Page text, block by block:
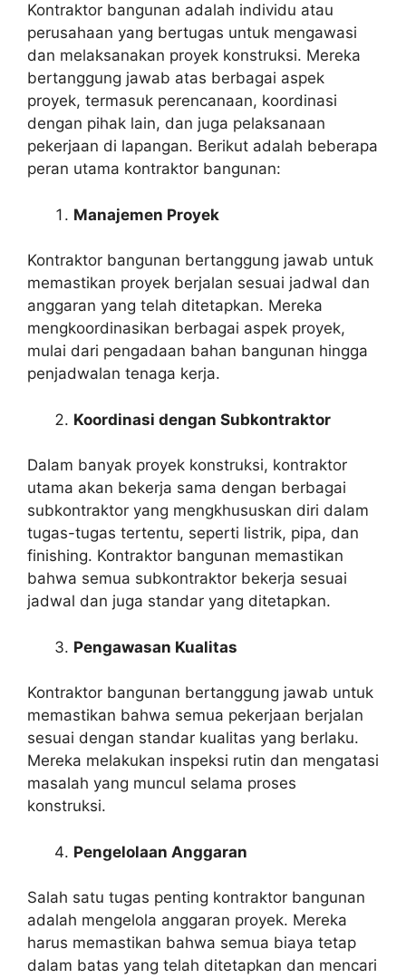
Kontraktor bangunan adalah individu atau
perusahaan yang bertugas untuk mengawasi
dan melaksanakan proyek konstruksi. Mereka
bertanggung jawab atas berbagai aspek
proyek, termasuk perencanaan, koordinasi
dengan pihak lain, dan juga pelaksanaan
pekerjaan di lapangan. Berikut adalah beberapa
peran utama kontraktor bangunan:
Manajemen Proyek
Kontraktor bangunan bertanggung jawab untuk
memastikan proyek berjalan sesuai jadwal dan
anggaran yang telah ditetapkan. Mereka
mengkoordinasikan berbagai aspek proyek,
mulai dari pengadaan bahan bangunan hingga
penjadwalan tenaga kerja.
Koordinasi dengan Subkontraktor
Dalam banyak proyek konstruksi, kontraktor
utama akan bekerja sama dengan berbagai
subkontraktor yang mengkhususkan diri dalam
tugas-tugas tertentu, seperti listrik, pipa, dan
finishing. Kontraktor bangunan memastikan
bahwa semua subkontraktor bekerja sesuai
jadwal dan juga standar yang ditetapkan.
Pengawasan Kualitas
Kontraktor bangunan bertanggung jawab untuk
memastikan bahwa semua pekerjaan berjalan
sesuai dengan standar kualitas yang berlaku.
Mereka melakukan inspeksi rutin dan mengatasi
masalah yang muncul selama proses
konstruksi.
Pengelolaan Anggaran
Salah satu tugas penting kontraktor bangunan
adalah mengelola anggaran proyek. Mereka
harus memastikan bahwa semua biaya tetap
dalam batas yang telah ditetapkan dan mencari